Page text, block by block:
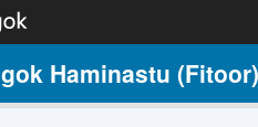
Haminastu